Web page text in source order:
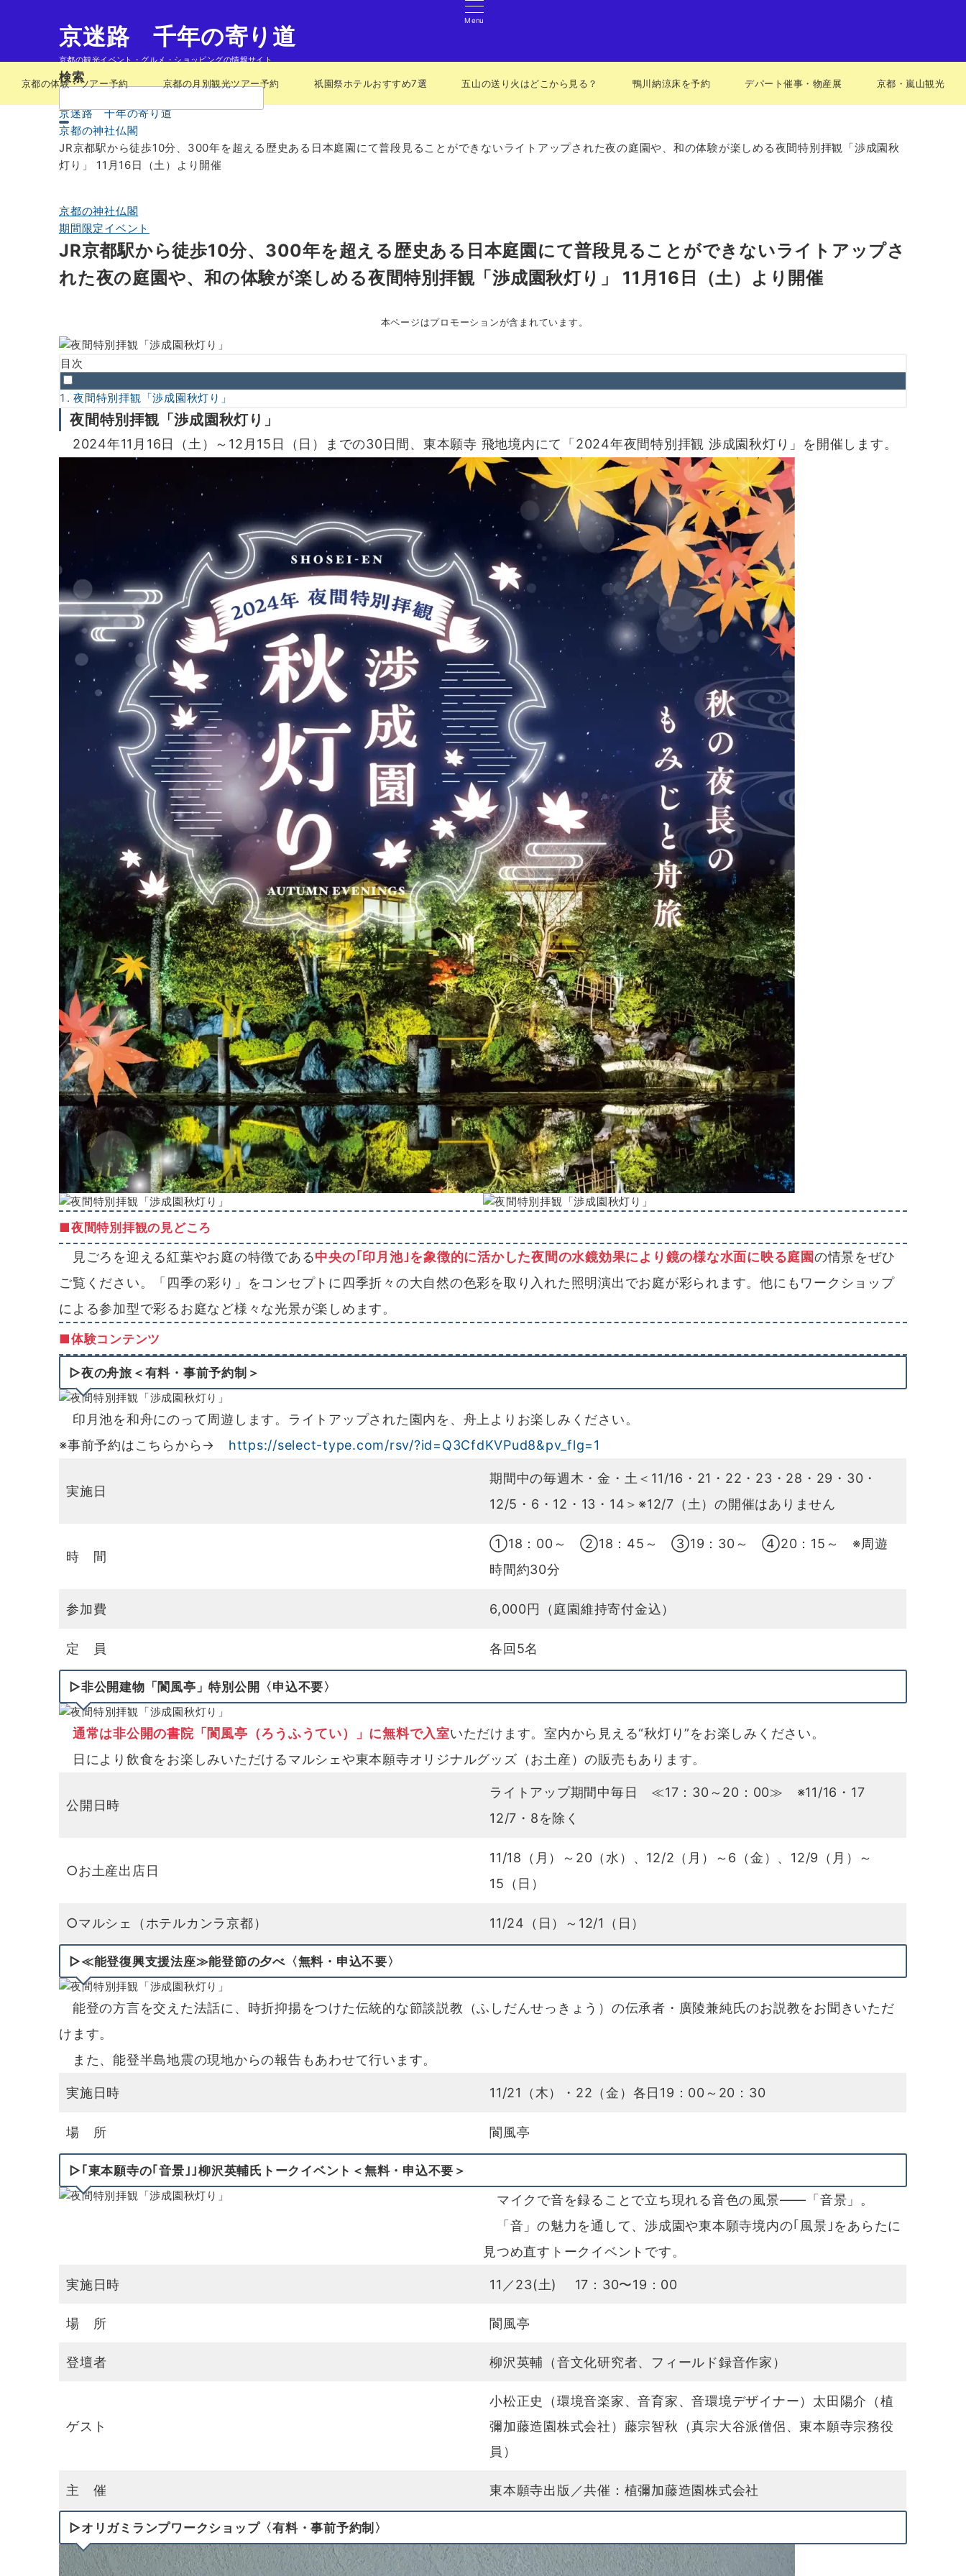
Menu
京迷路 千年の寄り道
京都の観光イベント・グルメ・ショッピングの情報サイト
検索
索：
京都の体験・ツアー予約 京都の月別観光ツアー予約 祇園祭ホテルおすすめ7選 五山の送り火はどこから見る？ 鴨川納涼床を予約 デパート催事・物産展 京都・嵐山観光
京迷路 千年の寄り道
京都の神社仏閣
JR京都駅から徒歩10分、300年を超える歴史ある日本庭園にて普段見ることができないライトアップされた夜の庭園や、和の体験が楽しめる夜間特別拝観「渉成園秋
灯り」 11月16日（土）より開催
京都の神社仏閣
期間限定イベント
JR京都駅から徒歩10分、300年を超える歴史ある日本庭園にて普段見ることができないライトアップさ
れた夜の庭園や、和の体験が楽しめる夜間特別拝観「渉成園秋灯り」 11月16日（土）より開催
本ページはプロモーションが含まれています。
目次
夜間特別拝観「渉成園秋灯り」
夜間特別拝観「渉成園秋灯り」
2024年11月16日（土）～12月15日（日）までの30日間、東本願寺 飛地境内にて「2024年夜間特別拝観 渉成園秋灯り」を開催します。
■夜間特別拝観の見どころ
見ごろを迎える紅葉やお庭の特徴である中央の｢印月池｣を象徴的に活かした夜間の水鏡効果により鏡の様な水面に映る庭園の情景をぜひ
ご覧ください。「四季の彩り」をコンセプトに四季折々の大自然の色彩を取り入れた照明演出でお庭が彩られます。他にもワークショップ
による参加型で彩るお庭など様々な光景が楽しめます。
■体験コンテンツ
▷夜の舟旅＜有料・事前予約制＞
印月池を和舟にのって周遊します。ライトアップされた園内を、舟上よりお楽しみください。
※事前予約はこちらから→ https://select-type.com/rsv/?id=Q3CfdKVPud8&pv_flg=1
実施日
期間中の毎週木・金・土＜11/16・21・22・23・28・29・30・
12/5・6・12・13・14＞※12/7（土）の開催はありません
時 間
①18：00～ ②18：45～ ③19：30～ ④20：15～ ※周遊
時間約30分
参加費 6,000円（庭園維持寄付金込）
定 員 各回5名
▷非公開建物「閬風亭」特別公開〈申込不要〉
通常は非公開の書院「閬風亭（ろうふうてい）」に無料で入室いただけます。室内から見える“秋灯り”をお楽しみください。
日により飲食をお楽しみいただけるマルシェや東本願寺オリジナルグッズ（お土産）の販売もあります。
公開日時
ライトアップ期間中毎日 ≪17：30～20：00≫ ※11/16・17
12/7・8を除く
○お土産出店日
11/18（月）～20（水）、12/2（月）～6（金）、12/9（月）～
15（日）
○マルシェ（ホテルカンラ京都） 11/24（日）～12/1（日）
▷≪能登復興⽀援法座≫能登節の夕べ〈無料・申込不要〉
能登の方言を交えた法話に、時折抑揚をつけた伝統的な節談説教（ふしだんせっきょう）の伝承者・廣陵兼純氏のお説教をお聞きいただ
けます。
また、能登半島地震の現地からの報告もあわせて行います。
実施日時 11/21（木）・22（金）各日19：00～20：30
場 所 閬風亭
▷｢東本願寺の｢音景｣｣柳沢英輔氏トークイベント＜無料・申込不要＞
マイクで音を録ることで立ち現れる音色の風景――「音景」。
「音」の魅力を通して、渉成園や東本願寺境内の｢風景｣をあらたに
見つめ直すトークイベントです。
実施日時 11／23(土) 17：30〜19：00
場 所 閬風亭
登壇者 柳沢英輔（音文化研究者、フィールド録音作家）
ゲスト
小松正史（環境音楽家、音育家、音環境デザイナー）太田陽介（植
彌加藤造園株式会社）藤宗智秋（真宗大谷派僧侶、東本願寺宗務役
員）
主 催 東本願寺出版／共催：植彌加藤造園株式会社
▷オリガミランプワークショップ〈有料・事前予約制〉